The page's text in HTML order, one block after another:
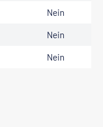
Nein
Nein
Nein